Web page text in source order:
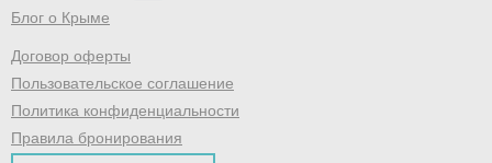
Блог о Крыме
Договор оферты
Пользовательское соглашение
Политика конфиденциальности
Правила бронирования